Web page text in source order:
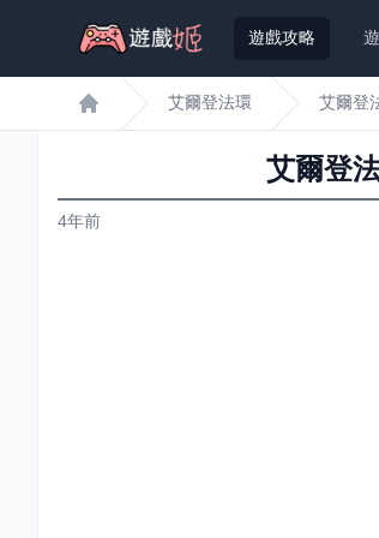
遊戲攻略
遊戲姬首頁
艾爾登法環 艾爾登
艾爾登
4年前